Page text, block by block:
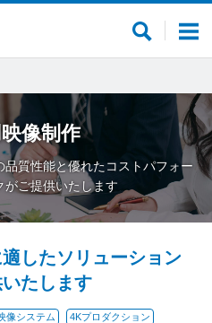
メ
ー
サ
内
像制作
質性能と優れたコストパフォー
がご提供いたします
したソリューション
たします
像システム 4Kプロダクション